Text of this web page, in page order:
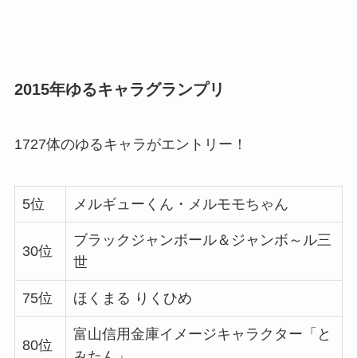
2015年ゆるキャラグランプリ
1727体のゆるキャラがエントリー！
5位 メルギューくん・メルモモちゃん
30位
ブラックジャンボール＆ジャンボ～ル三
世
75位 ほくまる りくひめ
80位
富山信用金庫イメージキャラクター「と